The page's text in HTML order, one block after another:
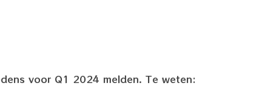
voor Q1 2024 melden. Te weten: